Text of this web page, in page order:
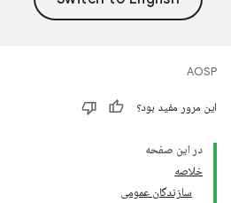
AOSP
این مرور مفید بود؟
در این صفحه
خلاصه
سازندگان عمومی